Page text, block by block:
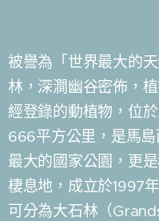
被譽為「世界最大的
林，深澗幽谷密佈，
經登錄的動植物，位
666平方公里，是馬
最大的國家公園，更
棲息地，成立於1997
可分為大石林（